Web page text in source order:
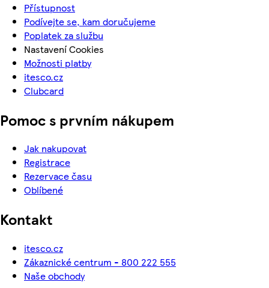
Přístupnost
Podívejte se, kam doručujeme
Poplatek za službu
Nastavení Cookies
Možnosti platby
itesco.cz
Clubcard
Pomoc s prvním nákupem
Jak nakupovat
Registrace
Rezervace času
Oblíbené
Kontakt
itesco.cz
Zákaznické centrum - 800 222 555
Naše obchody